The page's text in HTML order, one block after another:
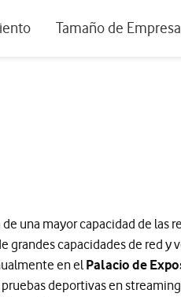
Tamaño de Empresa
una mayor capacidad de las
grandes capacidades de red y
en elPalacio de
deportivas en